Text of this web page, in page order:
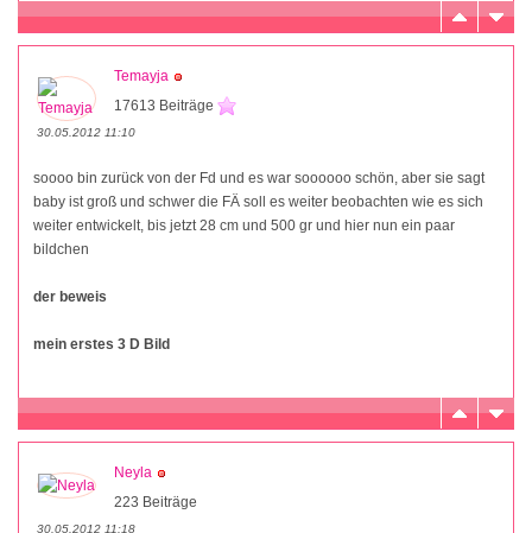
Temayja
17613 Beiträge
30.05.2012 11:10
soooo bin zurück von der Fd und es war soooooo schön, aber sie sagt
baby ist groß und schwer die FÄ soll es weiter beobachten wie es sich
weiter entwickelt, bis jetzt 28 cm und 500 gr und hier nun ein paar
bildchen
der beweis
mein erstes 3 D Bild
Neyla
223 Beiträge
30.05.2012 11:18